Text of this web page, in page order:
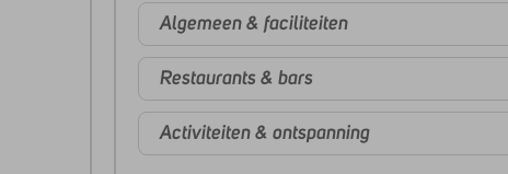
Algemeen & faciliteiten
Restaurants & bars
Activiteiten & ontspanning